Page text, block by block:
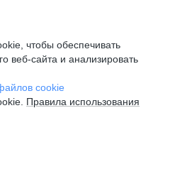
чтобы обеспечивать
веб-сайта и анализировать
cookie
Правила использования